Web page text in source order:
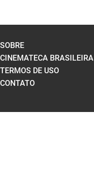
SOBRE
CINEMATECA BRASILEIRA
TERMOS DE USO
CONTATO